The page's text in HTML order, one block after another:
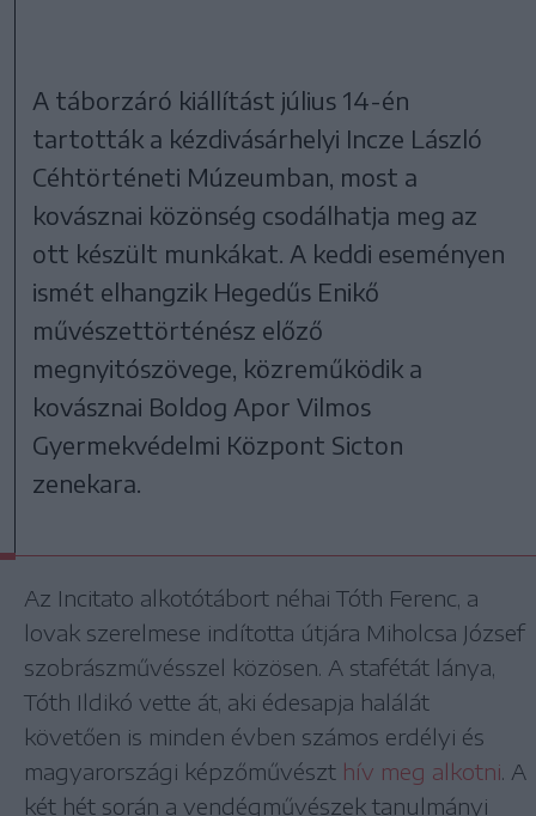
A táborzáró kiállítást július 14-én
tartották a kézdivásárhelyi Incze László
Céhtörténeti Múzeumban, most a
kovásznai közönség csodálhatja meg az
ott készült munkákat. A keddi eseményen
ismét elhangzik Hegedűs Enikő
művészettörténész előző
megnyitószövege, közreműködik a
kovásznai Boldog Apor Vilmos
Gyermekvédelmi Központ Sicton
zenekara.
Az Incitato alkotótábort néhai Tóth Ferenc, a
lovak szerelmese indította útjára Miholcsa József
szobrászművésszel közösen. A stafétát lánya,
Tóth Ildikó vette át, aki édesapja halálát
követően is minden évben számos erdélyi és
magyarországi képzőművészt hív meg alkotni. A
két hét során a vendégművészek tanulmányi